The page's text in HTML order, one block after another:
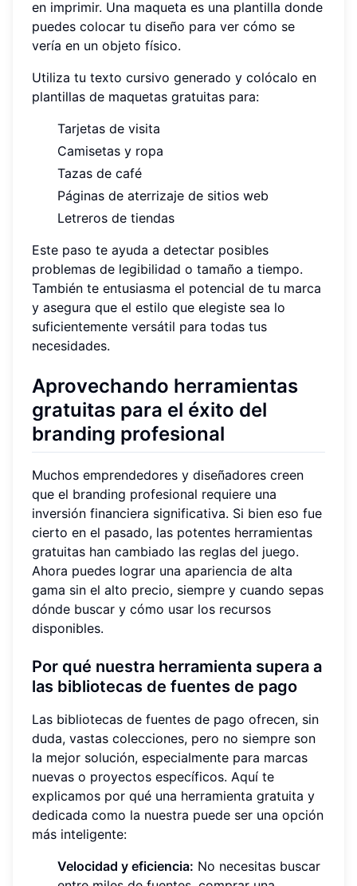
en imprimir. Una maqueta es una plantilla donde
puedes colocar tu diseño para ver cómo se
vería en un objeto físico.
Utiliza tu texto cursivo generado y colócalo en
plantillas de maquetas gratuitas para:
Tarjetas de visita
Camisetas y ropa
Tazas de café
Páginas de aterrizaje de sitios web
Letreros de tiendas
Este paso te ayuda a detectar posibles
problemas de legibilidad o tamaño a tiempo.
También te entusiasma el potencial de tu marca
y asegura que el estilo que elegiste sea lo
suficientemente versátil para todas tus
necesidades.
Aprovechando herramientas
gratuitas para el éxito del
branding profesional
Muchos emprendedores y diseñadores creen
que el branding profesional requiere una
inversión financiera significativa. Si bien eso fue
cierto en el pasado, las potentes herramientas
gratuitas han cambiado las reglas del juego.
Ahora puedes lograr una apariencia de alta
gama sin el alto precio, siempre y cuando sepas
dónde buscar y cómo usar los recursos
disponibles.
Por qué nuestra herramienta supera a
las bibliotecas de fuentes de pago
Las bibliotecas de fuentes de pago ofrecen, sin
duda, vastas colecciones, pero no siempre son
la mejor solución, especialmente para marcas
nuevas o proyectos específicos. Aquí te
explicamos por qué una herramienta gratuita y
dedicada como la nuestra puede ser una opción
más inteligente:
Velocidad y eficiencia: No necesitas buscar